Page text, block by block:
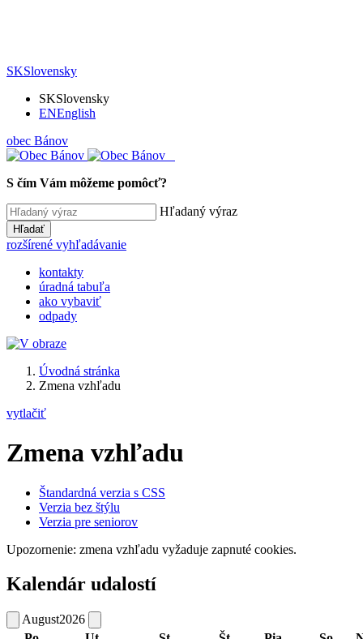
SKSlovensky
SKSlovensky
ENEnglish
obec Bánov
S čím Vám môžeme pomôcť?
Hľadaný výraz
Hľadať
rozšírené vyhľadávanie
kontakty
úradná tabuľa
ako vybaviť
odpady
Úvodná stránka
Zmena vzhľadu
vytlačiť
Zmena vzhľadu
Štandardná verzia s CSS
Verzia bez štýlu
Verzia pre seniorov
Upozornenie: zmena vzhľadu vyžaduje zapnuté cookies.
Kalendár udalostí
August2026